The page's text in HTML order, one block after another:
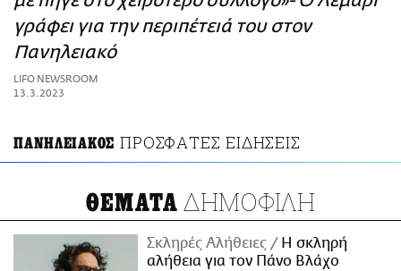
ΑΜΠΑ
PRINT
γράφει για την περιπέτειά του στον
Πανηλειακό
LIFO NEWSROOM
13.3.2023
ΠΑΝΗΛΕΙΑΚΟΣ ΠΡΟΣΦΑΤΕΣ ΕΙΔΗΣΕΙΣ
ΘΕΜΑΤΑ ΔΗΜΟΦΙΛΗ
Σκληρές Αλήθειες
H σκληρή
αλήθεια για τον Πάνο Βλάχο